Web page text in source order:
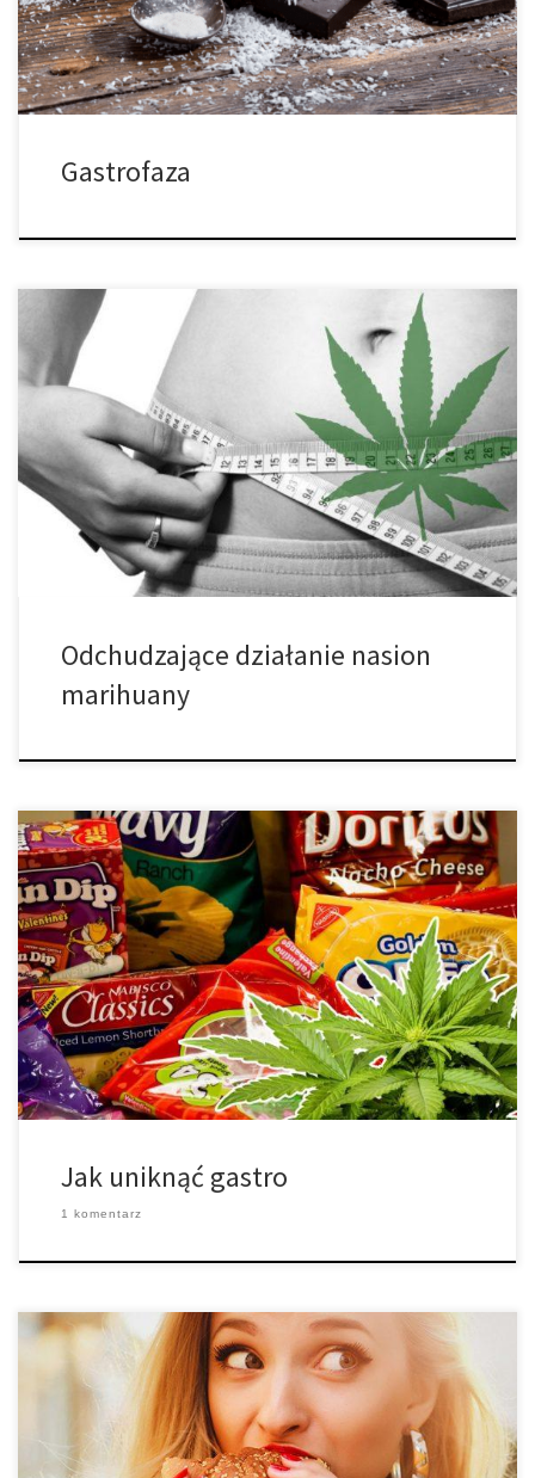
zaspokoić swój głód dzięki zdrowszym opcjom, które wciąż
smakują świetnie. […]
Gastrofaza
Uwaga, regularni użytkownicy marihuany: według niedawno
opublikowanych badań, bardzo prawdopodobne jest, że
posiadasz niższy wskaźnik masy ciała (BMI) lub mniej
prawdopodobnie cierpieć będzie na nadwagę lub otyłość. Zaraz,
zaraz… a co z gastrofazą? Wiele osób, które palą marihuanę,
zauważyli że powoduje ona wzmożony apetyt. Badanie
przeprowadzone przez naukowców z Yale […]
Odchudzające działanie nasion
marihuany
Oczywiście można stosować marihuanę i nie rzucać się na
jedzenie. Istnieje kilka strategii, które możesz zastosować, aby
upewnić się, że gastro nie doprowadzi cię do żadnych problemów
zdrowotnych. Oto parę sugestii: • wybieraj zdrowe przekąski Kiedy
marihuana powoduje, że masz ochotę na przekąski, upewnij się,
że pod ręką masz tylko […]
Jak uniknąć gastro
1 komentarz
Każdy kiedyś zadał sobie to pytanie, czy cannabis naprawdę
wpływa na apetyt? Bez względu na to, czy starasz się dbać o
swoją sylwetkę, czy po prostu jesteś ciekawy odpowiedzi – warto